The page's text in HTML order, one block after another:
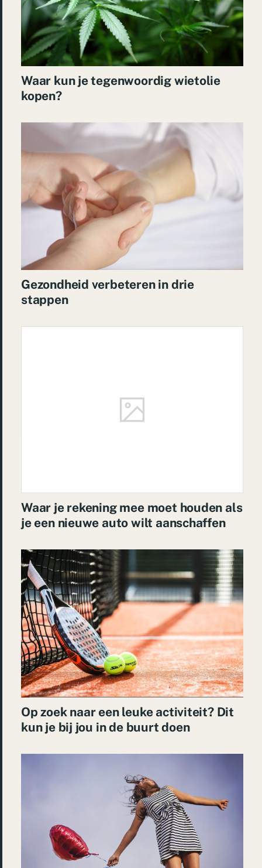
Waar kun je tegenwoordig wietolie
kopen?
Gezondheid verbeteren in drie
stappen
Waar je rekening mee moet houden als
je een nieuwe auto wilt aanschaffen
Op zoek naar een leuke activiteit? Dit
kun je bij jou in de buurt doen